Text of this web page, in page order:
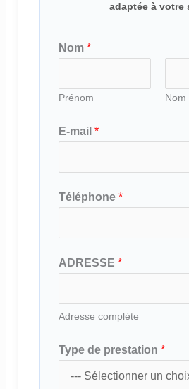
adaptée à votre
Nom *
Prénom Nom
*
*
m
E-mail *
Téléphone *
ADRESSE *
Adresse complète
Type de prestation *